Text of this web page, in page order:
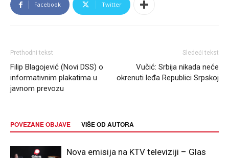
Facebook Twitter
Prethodni tekst
Filip Blagojević (Novi DSS) o
informativnim plakatima u
javnom prevozu
Sledeći tekst
Vučić: Srbija nikada neće
okrenuti leđa Republici Srpskoj
POVEZANE OBJAVE VIŠE OD AUTORA
Nova emisija na KTV televiziji – Glas